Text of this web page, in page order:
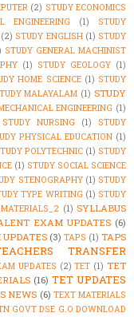
(2) STUDY ECONOMICS
ENGINEERING (1)
STUDY
(2) STUDY ENGLISH (1) STUDY
STUDY GENERAL MACHINIST
(1) STUDY GEOLOGY (1)
HOME SCIENCE (1) STUDY
MALAYALAM (1) STUDY
ENGINEERING (1)
STUDY NURSING (1)
STUDY
PHYSICAL EDUCATION (1)
POLYTECHNIC (1) STUDY
(1) STUDY SOCIAL SCIENCE
STENOGRAPHY (1) STUDY
TYPE WRITING (1) STUDY
(1) SYLLABUS
EXAM UPDATES (6)
(3) TAPS (1) TAPS
TRANSFER
UPDATES (2) TET (1) TET
(16) TET UPDATES
NEWS (6) TEXT MATERIALS
GOVT DSE G.O DOWNLOAD